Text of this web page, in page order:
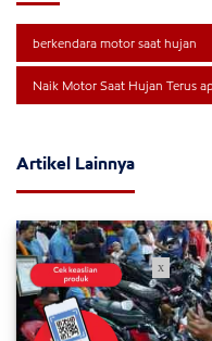
berkendara motor saat hujan
Naik Motor Saat Hujan Terus
Artikel Lainnya
x